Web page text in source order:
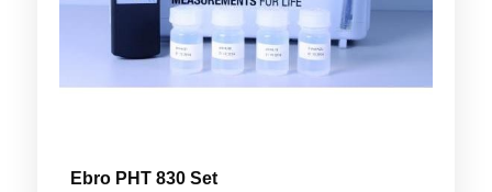
Ebro PHT 830 Set